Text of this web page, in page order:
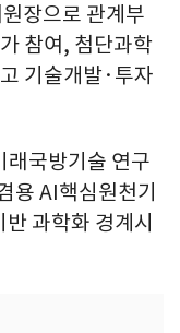
장으로 관계부
참여, 첨단과학
기술개발·투자
국방기술 연구
AI핵심원천기
과학화 경계시